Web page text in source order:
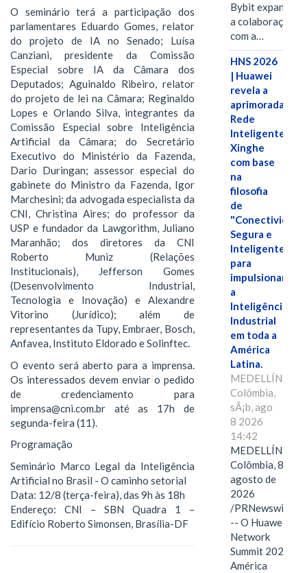
O seminário terá a participação dos
parlamentares Eduardo Gomes, relator
do projeto de IA no Senado; Luísa
Canziani, presidente da Comissão
Especial sobre IA da Câmara dos
Deputados; Aguinaldo Ribeiro, relator
do projeto de lei na Câmara; Reginaldo
Lopes e Orlando Silva, integrantes da
Comissão Especial sobre Inteligência
Artificial da Câmara; do Secretário
Executivo do Ministério da Fazenda,
Dario Duringan; assessor especial do
gabinete do Ministro da Fazenda, Igor
Marchesini; da advogada especialista da
CNI, Christina Aires; do professor da
USP e fundador da Lawgorithm, Juliano
Maranhão; dos diretores da CNI
Roberto Muniz (Relações
Institucionais), Jefferson Gomes
(Desenvolvimento Industrial,
Tecnologia e Inovação) e Alexandre
Vitorino (Jurídico); além de
representantes da Tupy, Embraer, Bosch,
Anfavea, Instituto Eldorado e Solinftec.
O evento será aberto para a imprensa.
Os interessados devem enviar o pedido
de credenciamento para
imprensa@cni.com.br até as 17h de
segunda-feira (11).
Programação
Seminário Marco Legal da Inteligência
Artificial no Brasil - O caminho setorial
Data: 12/8 (terça-feira), das 9h às 18h
Endereço: CNI – SBN Quadra 1 –
Edifício Roberto Simonsen, Brasília-DF
Bybit expande
a colaboração
com a…
HNS 2026
| Huawei
revela a
aprimorada
Rede
Inteligente
Xinghe
com base
na
filosofia
de
"Conectividade
Segura e
Inteligente"
para
impulsionar
a
Inteligência
Industrial
em toda a
América
Latina.
MEDELLÍN,
Colômbia,
sÃ¡b, ago
8 2026
14:42
MEDELLÍN,
Colômbia, 8 de
agosto de
2026
/PRNewswire/
-- O Huawei
Network
Summit 2026
América